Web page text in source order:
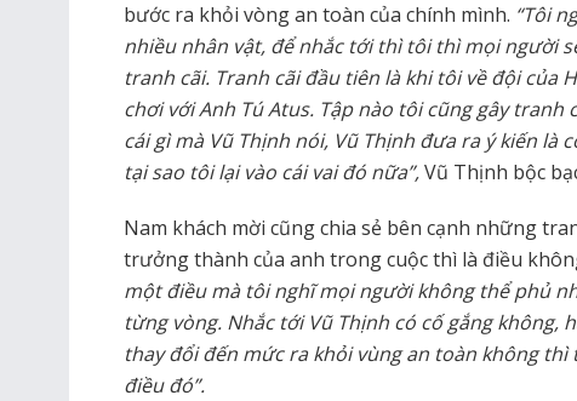
bước ra khỏi vòng an toàn của chính mình. “Tôi
nhiều nhân vật, để nhắc tới thì tôi thì mọi người
tranh cãi. Tranh cãi đầu tiên là khi tôi về đội của
chơi với Anh Tú Atus. Tập nào tôi cũng gây tranh
cái gì mà Vũ Thịnh nói, Vũ Thịnh đưa ra ý kiến là
tại sao tôi lại vào cái vai đó nữa”,Vũ Thịnh bộc
Nam khách mời cũng chia sẻ bên cạnh những
trưởng thành của anh trong cuộc thì là điều
một điều mà tôi nghĩ mọi người không thể phủ
từng vòng. Nhắc tới Vũ Thịnh có cố gắng không,
thay đổi đến mức ra khỏi vùng an toàn không
điều đó”.